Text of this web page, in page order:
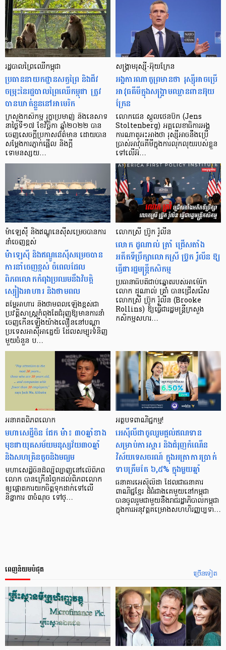
រដ្ឋបាលព្រៃឈើកម្ពុជា
ប្រធាននាយកដ្ឋានសត្វព្រៃ និងជីវ
ចម្រុះនៃរដ្ឋបាលព្រៃឈើកម្ពុជា ត្រូវ
បានឃាត់ខ្លួននៅអាមេរិក
ក្រសួងកសិកម្ម រុក្ខាប្រមាញ់ និងនេសាទ
នាថ្ងៃទី១៧ ខែវិច្ឆិកា ឆ្នាំ២០២២ បាន
ចេញសេចក្ដីប្រកាសព័ត៌មាន ដោយបាន
សម្តែងការភ្ញាក់ផ្អើល និងក្តី
ទោមនស្សយ…
សង្គ្រាមរុស្ស៊ី-អ៊ុយក្រែន
អង្គការណាតូព្រមានថា រុស្ស៊ីអាចប្រើ
អាវុធគីមីក្នុងសង្គ្រាមឈ្លានពានអ៊ុយ
ក្រែន
លោកជេន ស្តូលថេនប៊ឺក (Jens
Stoltenberg) អគ្គលេខាធិការអង្គ
ការណាតូអះអាងថា រុស្ស៊ីអាចនឹងប្រើ
ប្រាស់អាវុធគីមីក្នុងការលុកលុយរបស់ខ្លួន
ទៅលើអ៊…
ម៉ាឡេស៊ី និងឥណ្ឌូនេស៊ីសម្រេចបានការ
នាំចេញខ្ពស់
ម៉ាឡេស៊ី និងឥណ្ឌូនេស៊ីសម្រេចបាន
ការនាំចេញខ្ពស់ ចំពេលដែល
ពិភពលោកកំពុងប្រឈមនឹងវិបត្តិ
ស្បៀងអាហារ និងថាមពល
តម្លៃអាហារ និងថាមពលឡើងខ្ពស់ជា
ប្រវត្តិសាស្ត្រកំពុងតែជំរុញឱ្យមានការនាំ
ចេញកើនឡើងយ៉ាងលឿននៅបណ្ដា
ប្រទេសអាស៊ីអាគ្នេយ៍ ដែលសម្បូរទំនិញ
មួយចំនួន ប…
លោកស្រី ប្រ៊ូក រ៉ូលីន
លោក ដូណាល់ ត្រាំ ជ្រើសតាំង
អតីតទីប្រឹក្សាលោកស្រី ប្រ៊ូក រ៉ូលីន ឱ្យ
ធ្វើជារដ្ឋមន្ត្រីកសិកម្ម
ប្រធានាធិបតីជាប់ឆ្នោតរបស់អាម៉េរិក
លោក ដូណាល់ ត្រាំ បានជ្រើសរើស
លោកស្រី ប្រ៊ូក រ៉ូលីន (Brooke
Rollins) ឱ្យធ្វើជារដ្ឋមន្ត្រីក្រសួង
កសិកម្មសហរ…
អនាគត​ពិភព​លោក
មហាសេដ្ឋី​ចិន ជែក ម៉ា៖ ៣០​ឆ្នាំ​ខាង
មុខ​ជា​យុគសម័យ​មនុស្ស​វ័យ​៣០ឆ្នាំ
និង​សហគ្រិន​តូច​និងមធ្យម
មហា​សេដ្ឋី​ចិន​ដ៏​ល្បី​ល្បាញ​នៅ​លើ​ពិភព​
លោក បាន​ក្រើន​រំឭក​ដល់​ពិភព​លោក
ឲ្យ​ផ្ដោត​ការ​យក​ចិត្ត​ទុក​ដាក់​ទៅ​លើ​
និន្នាការ ៣​ចំណុច ទៅ​ថ្…
អត្ថបទពាណិជ្ជកម្ម!
អេស៊ីលីដាចូលរួមផ្តល់ឥណទាន
សម្រាប់ការស្តារ និងជំរុញកំណើន
វិស័យទេសចរណ៍ ក្នុងអត្រាការប្រាក់
ទាបត្រឹមតែ ៦,៥% ក្នុងមួយឆ្នាំ
ធនាគារអេស៊ីលីដា ដែលជាធនាគារ
ពាណិជ្ជខ្មែរ ដ៏ធំជាងគេមួយនៅកម្ពុជា
បានចូលរួមជាមួយនឹងរាជរដ្ឋាភិបាលកម្ពុជា
ក្នុងការអនុវត្តគម្រោងសហហិរញ្ញប្បទា…
ច្រើនទៀត
ពេញនិយមបំផុត